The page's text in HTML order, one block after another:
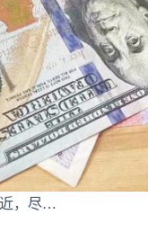
近，尽…